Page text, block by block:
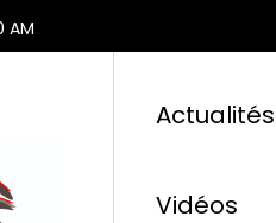
AM
Actualités
Vidéos